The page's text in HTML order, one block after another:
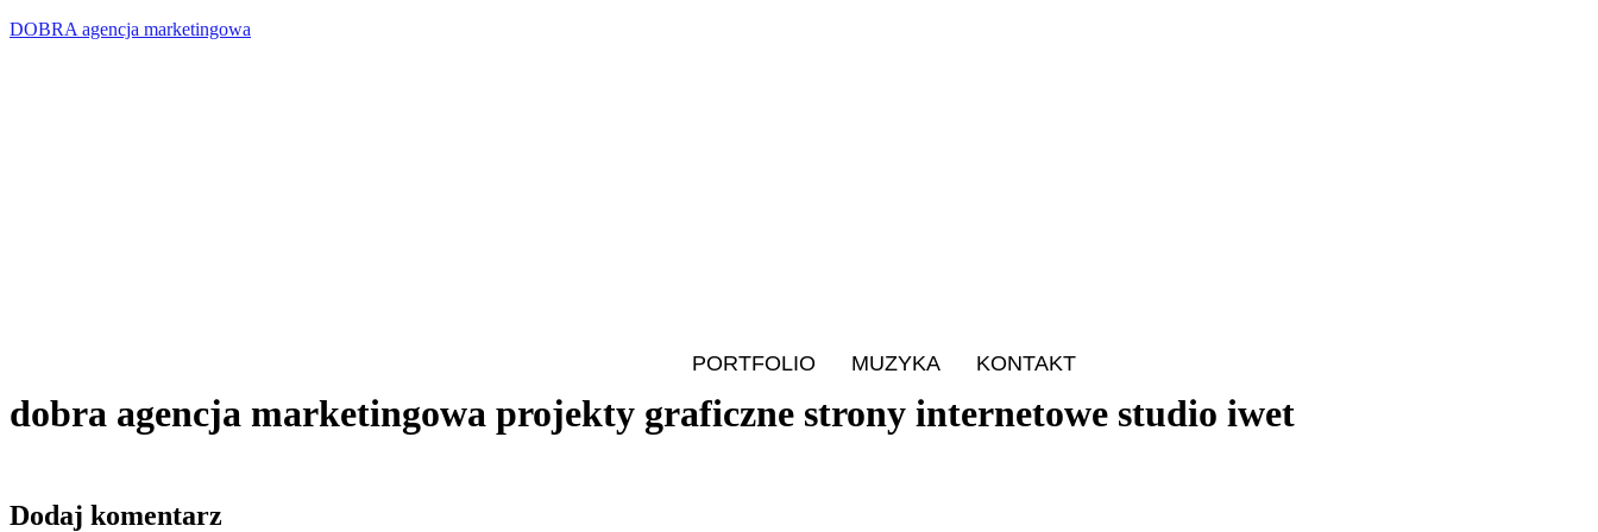
DOBRA agencja marketingowa
PORTFOLIO MUZYKA KONTAKT
dobra agencja marketingowa projekty graficzne strony internetowe studio iwet
Dodaj komentarz